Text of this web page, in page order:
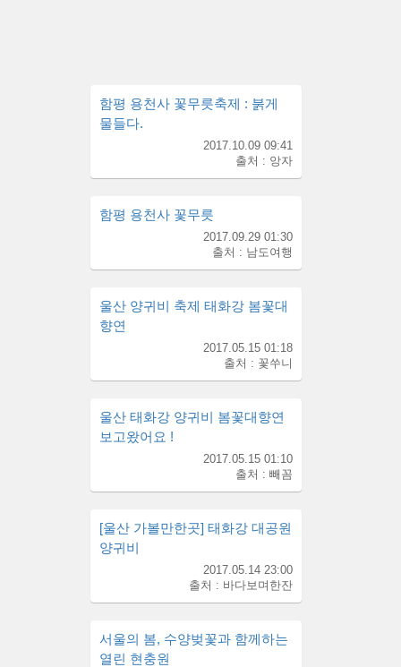
함평 용천사 꽃무릇축제 : 붉게
물들다.
2017.10.09 09:41
출처 : 앙자
함평 용천사 꽃무릇
2017.09.29 01:30
출처 : 남도여행
울산 양귀비 축제 태화강 봄꽃대
향연
2017.05.15 01:18
출처 : 꽃쑤니
울산 태화강 양귀비 봄꽃대향연
보고왔어요 !
2017.05.15 01:10
출처 : 빼꼼
[울산 가볼만한곳] 태화강 대공원
양귀비
2017.05.14 23:00
출처 : 바다보며한잔
서울의 봄, 수양벚꽃과 함께하는
열린 현충원